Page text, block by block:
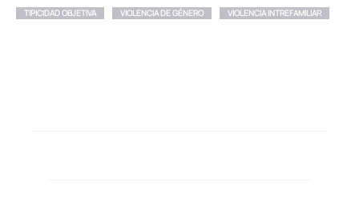
TIPICIDAD OBJETIVA VIOLENCIA DE GÉNERO VIOLENCIA INTREFAMILIAR